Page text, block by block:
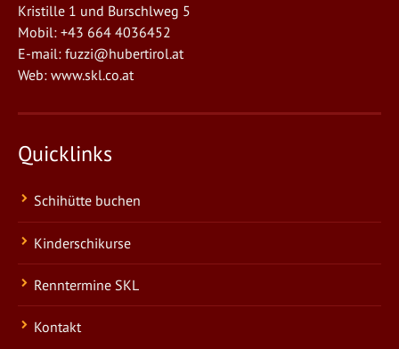
Kristille 1 und Burschlweg 5
Mobil: +43 664 4036452
E-mail: fuzzi@hubertirol.at
Web: www.skl.co.at
Quicklinks
Schihütte buchen
Kinderschikurse
Renntermine SKL
Kontakt